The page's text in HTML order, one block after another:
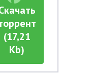
(17,21
Kb)